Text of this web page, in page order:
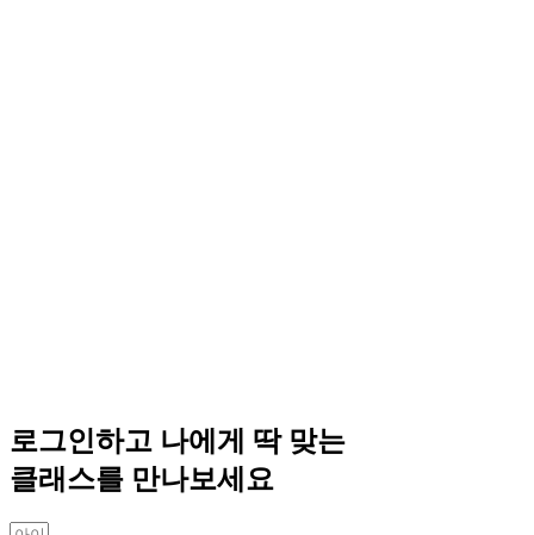
로그인하고 나에게 딱 맞는
클래스를 만나보세요